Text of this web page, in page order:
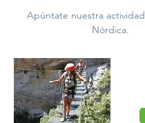
Apúntate nuestra
Nórdica.